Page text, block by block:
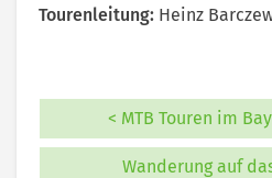
Tourenleitung: Heinz
< MTB Touren im
Wanderung auf